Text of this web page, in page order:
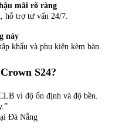
mãi rõ ràng
hỗ trợ tư vấn 24/7.
này
khẩu và phụ kiện kèm bàn.
S24?
vì độ ổn định và độ bền.
Đà Nẵng